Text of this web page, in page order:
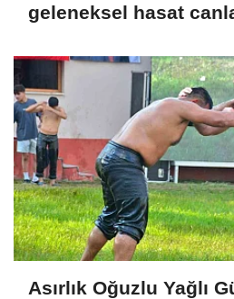
geleneksel hasat
Asırlık Oğuzlu Yağlı